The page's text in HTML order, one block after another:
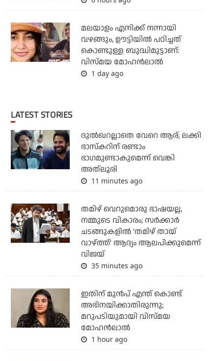
മലയാളം എനിക്ക് നന്നായി
വഴങ്ങും, ഊട്ടിയില്‍ പഠിച്ചത്
കൊണ്ടുള്ള ബുദ്ധിമുട്ടാണ്:
വിസ്മയ മോഹന്‍ലാല്‍
1 day ago
LATEST STORIES
ദുല്‍ഖറല്ലാതെ വേറെ ആര്; ലക്കി
ഭാസ്‌കറിന് രണ്ടാം
ഭാഗമുണ്ടാകുമെന്ന് വെങ്കി
അത്‌ലൂരി
11 minutes ago
തമിഴ് വെറുമൊരു ഭാഷയല്ല,
നമ്മുടെ വികാരം; സര്‍ക്കാര്‍
ചടങ്ങുകളില്‍ 'തമിഴ് തായ്
വാഴ്ത്ത്' ആദ്യം ആലപിക്കുമെന്ന്
വിജയ്
35 minutes ago
ഇതിന് മുൻപ് എന്ത് കൊണ്ട്
അഭിനയിക്കാതിരുന്നു;
മറുപടിയുമായി വിസ്മയ
മോഹൻലാൽ
1 hour ago